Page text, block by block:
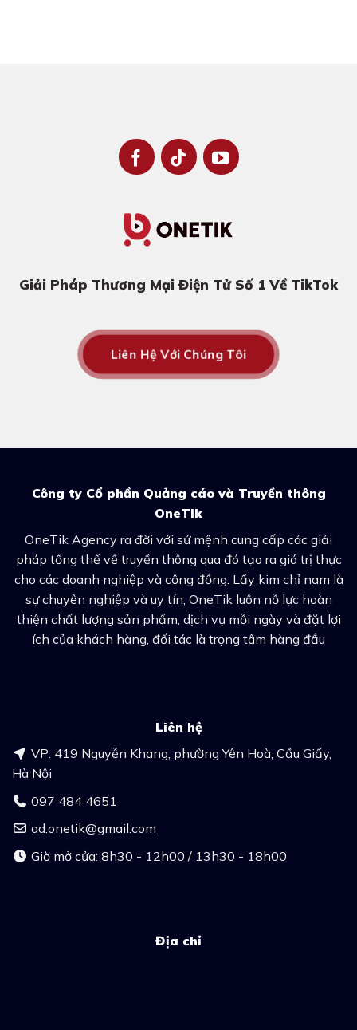
Giải Pháp Thương Mại Điện Tử Số 1 Về TikTok
Liên Hệ Với Chúng Tôi
Công ty Cổ phần Quảng cáo và Truyền thông
OneTik
OneTik Agency ra đời với sứ mệnh cung cấp các giải
pháp tổng thể về truyền thông qua đó tạo ra giá trị thực
cho các doanh nghiệp và cộng đồng. Lấy kim chỉ nam là
sự chuyên nghiệp và uy tín, OneTik luôn nỗ lực hoàn
thiện chất lượng sản phẩm, dịch vụ mỗi ngày và đặt lợi
ích của khách hàng, đối tác là trọng tâm hàng đầu
Liên hệ
VP: 419 Nguyễn Khang, phường Yên Hoà, Cầu Giấy,
Hà Nội
097 484 4651
ad.onetik@gmail.com
Giờ mở cửa: 8h30 - 12h00 / 13h30 - 18h00
Địa chỉ